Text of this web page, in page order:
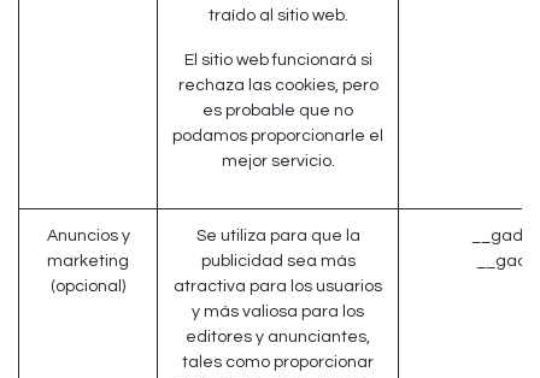
traído al sitio web.
El sitio web funcionará si
rechaza las cookies, pero
es probable que no
podamos proporcionarle el
mejor servicio.
Anuncios y
marketing
(opcional)
Se utiliza para que la
publicidad sea más
atractiva para los usuarios
y más valiosa para los
editores y anunciantes,
tales como proporcionar
__gads
__gac